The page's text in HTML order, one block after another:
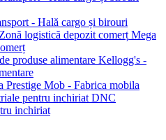
- Hală cargo și birouri
Mega
Kellogg's -
Prestige Mob - Fabrica mobila
DNC
inchiriat